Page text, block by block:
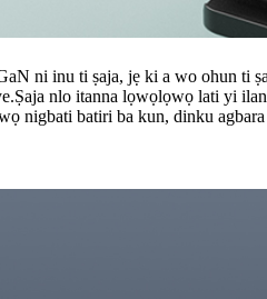
ni inu ti ṣaja, jẹ ki a wo ohun ti
nlo itanna lọwọlọwọ lati yi
nigbati batiri ba kun, dinku agbara